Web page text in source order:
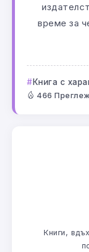
време за
Книга с
466
Книги,